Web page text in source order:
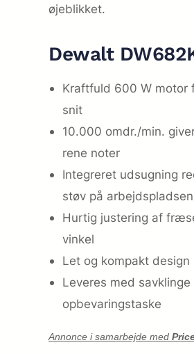
øjeblikket.
Dewalt
Kraftfuld 600 W motor
snit
10.000 omdr./min.
rene noter
Integreret udsugning
støv på arbejdspladsen
Hurtig justering af
vinkel
Let og kompakt design
Leveres med
opbevaringstaske
Annonce i samarbejde med